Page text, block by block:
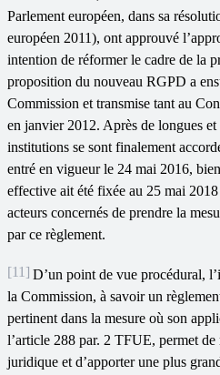
Parlement européen, dans sa
européen 2011), ont approuvé
intention de réformer le cadre de la
proposition du nouveau RGPD a
Commission et transmise tant au
en janvier 2012. Après de longues
institutions se sont finalement
entré en vigueur le 24 mai 2016,
effective ait été fixée au 25 mai
acteurs concernés de prendre la
par ce règlement.
[11] D’un point de vue procédural,
la Commission, à savoir un
pertinent dans la mesure où son
l’article 288 par. 2 TFUE, permet
juridique et d’apporter une plus